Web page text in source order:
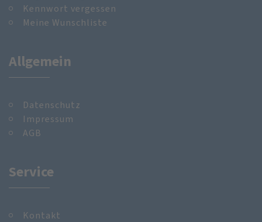
Kennwort vergessen
Meine Wunschliste
Allgemein
Datenschutz
Impressum
AGB
Service
Kontakt